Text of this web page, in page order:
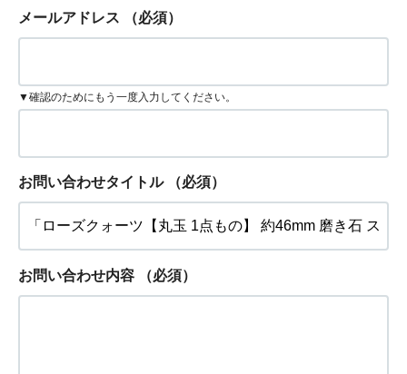
メールアドレス （必須）
▼確認のためにもう一度入力してください。
お問い合わせタイトル （必須）
お問い合わせ内容 （必須）